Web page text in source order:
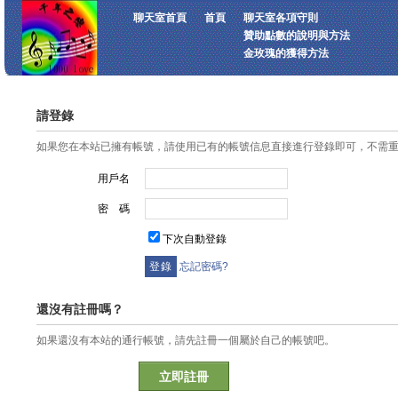
聊天室首頁 首頁
聊天室各項守則
贊助點數的說明與方法
金玫瑰的獲得方法
請登錄
如果您在本站已擁有帳號，請使用已有的帳號信息直接進行登錄即可，不需
用戶名
密 碼
下次自動登錄
忘記密碼?
還沒有註冊嗎？
如果還沒有本站的通行帳號，請先註冊一個屬於自己的帳號吧。
立即註冊